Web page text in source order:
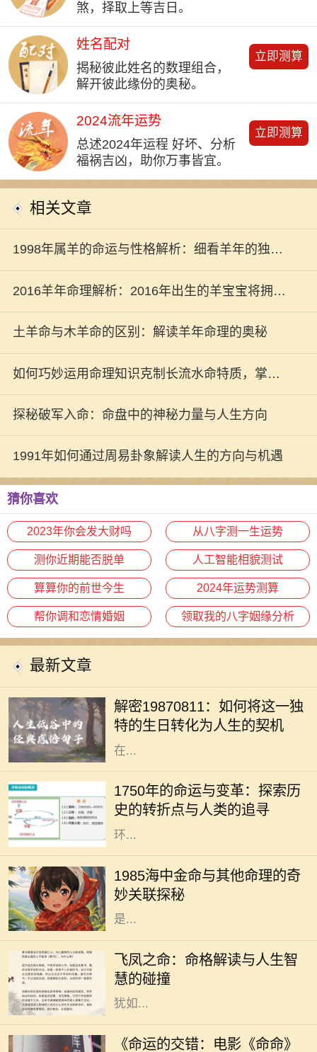
煞，择取上等吉日。
姓名配对
揭秘彼此姓名的数理组合，
解开彼此缘份的奥秘。
立即测算
2024流年运势
总述2024年运程 好坏、分析
福祸吉凶，助你万事皆宜。
立即测算
相关文章
1998年属羊的命运与性格解析：细看羊年的独特
人生轨迹
2016羊年命理解析：2016年出生的羊宝宝将拥有
怎样的命运？
土羊命与木羊命的区别：解读羊年命理的奥秘
如何巧妙运用命理知识克制长流水命特质，掌控
人生的方向与命运
探秘破军入命：命盘中的神秘力量与人生方向
1991年如何通过周易卦象解读人生的方向与机遇
猜你喜欢
2023年你会发大财吗 从八字测一生运势
测你近期能否脱单 人工智能相貌测试
算算你的前世今生 2024年运势测算
帮你调和恋情婚姻 领取我的八字姻缘分析
最新文章
解密19870811：如何将这一独
特的生日转化为人生的契机
命理分析的重要依据。1987年8月11
日出生的人士，有着独特的命格，这
不仅影响着性格、人际关系，还有潜
在...
1750年的命运与变革：探索历
史的转折点与人类的追寻
1750年是一个重要的历史节点，它标
志着人类社会在工业化、科学和文化
等多个领域的变革。从农业社会向工
业社会的转变，折射出人类对生活及
环...
1985海中金命与其他命理的奇
妙关联探秘
在中国传统的命理学中，每个人的命
运都受到出生年份、月份、日子和时
辰的影响。1985年出生的人，被称为
“海中金”。这一命理的特征，指的
是...
飞凤之命：命格解读与人生智
慧的碰撞
在中国传统命理学中，飞凤之命是一
种独特而珍贵的命格。它象征着高
贵、优雅与灵动，常被视为一种幸运
和祝福的象征。命格中蕴含的飞凤，
犹如...
《命运的交错：电影《命命》
随着电影市场的蓬勃发展，越来越多
的电影作品吸引了观众的目光。其
中，备受期待的《命命》即将于近日